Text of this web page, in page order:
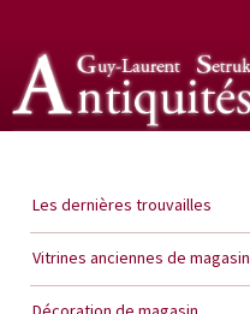
Les dernières trouvailles
Vitrines anciennes de magasin